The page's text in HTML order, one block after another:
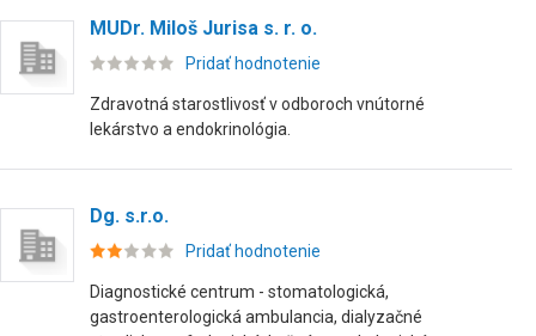
MUDr. Miloš Jurisa s. r. o.
Pridať hodnotenie
Zdravotná starostlivosť v odboroch vnútorné
lekárstvo a endokrinológia.
Dg. s.r.o.
Pridať hodnotenie
Diagnostické centrum - stomatologická,
gastroenterologická ambulancia, dialyzačné